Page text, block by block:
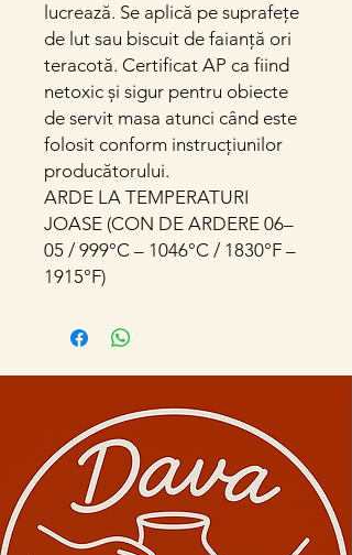
lucrează. Se aplică pe suprafețe
de lut sau biscuit de faianță ori
teracotă. Certificat AP ca fiind
netoxic și sigur pentru obiecte
de servit masa atunci când este
folosit conform instrucțiunilor
producătorului.
ARDE LA TEMPERATURI
JOASE (CON DE ARDERE 06–
05 / 999°C – 1046°C / 1830°F –
1915°F)